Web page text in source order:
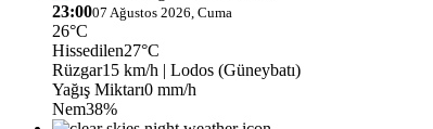
23:0007 Ağustos 2026, Cuma
26°C
Hissedilen27°C
Rüzgar15 km/h | Lodos (Güneybatı)
Yağış Miktarı0 mm/h
Nem38%